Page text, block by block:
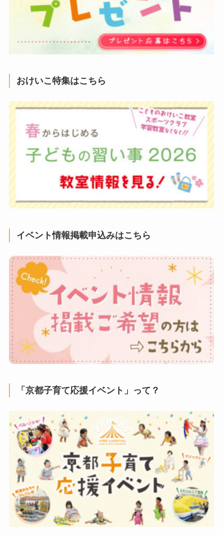
おけいこ特集はこちら
イベント情報掲載申込みはこちら
「京都子育て応援イベント」って？